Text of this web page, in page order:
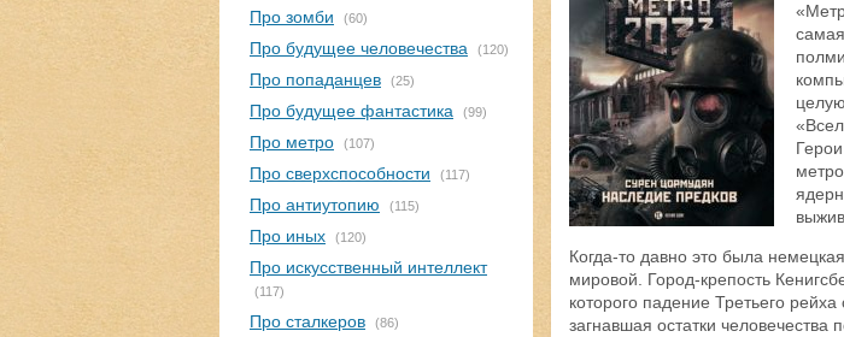
Про зомби (60)
Про будущее человечества (120)
Про попаданцев (25)
Про будущее фантастика (99)
Про метро (107)
Про сверхспособности (117)
Про антиутопию (115)
Про иных (120)
Про искусственный интеллект
(117)
Про сталкеров (86)
Когда-то давно это была
мировой. Город-крепость
которого падение Третьего
загнавшая остатки